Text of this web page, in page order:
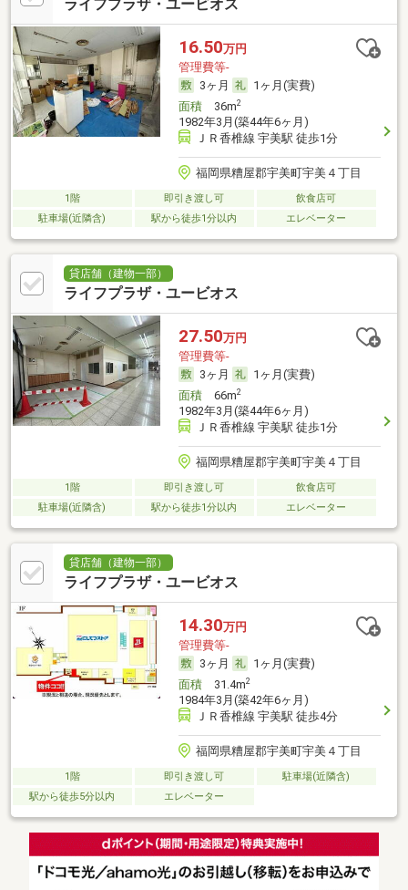
ライフプラザ・ユービオス
16.50万円
管理費等-
3ヶ月
1ヶ月(実費)
面積36m2
1982年3月(築44年6ヶ月)
ＪＲ香椎線 宇美駅 徒歩1分
福岡県糟屋郡宇美町宇美４丁目
1階 即引き渡し可
飲食店可
駐車場(近隣含)
駅から徒歩1分以内 エレベーター
貸店舗（建物一部）
ライフプラザ・ユービオス
27.50万円
管理費等-
3ヶ月
1ヶ月(実費)
面積66m2
1982年3月(築44年6ヶ月)
ＪＲ香椎線 宇美駅 徒歩1分
福岡県糟屋郡宇美町宇美４丁目
1階 即引き渡し可
飲食店可
駐車場(近隣含)
駅から徒歩1分以内 エレベーター
貸店舗（建物一部）
ライフプラザ・ユービオス
14.30万円
管理費等-
3ヶ月
1ヶ月(実費)
面積31.4m2
1984年3月(築42年6ヶ月)
ＪＲ香椎線 宇美駅 徒歩4分
福岡県糟屋郡宇美町宇美４丁目
1階 即引き渡し可
駐車場(近隣含)
駅から徒歩5分以内
エレベーター